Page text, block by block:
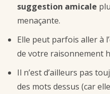
suggestion amicale
menaçante.
Elle peut parfois aller à
de votre raisonnement
Il n’est d’ailleurs pas
des mots dessus (car